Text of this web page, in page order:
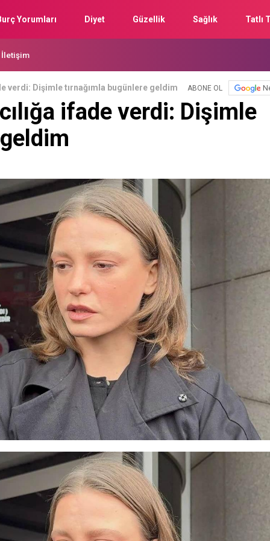
Yorumları Diyet Güzellik Sağlık Tatlı
İletişim
verdi: Dişimle tırnağımla bugünlere geldim ABONE OL
ifade verdi: Dişimle